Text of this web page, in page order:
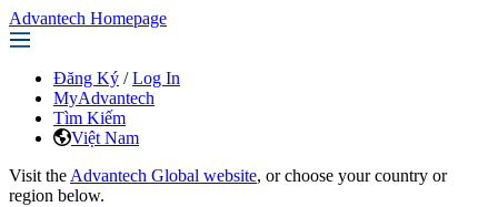
Advantech Homepage
Đăng Ký / Log In
MyAdvantech
Tìm Kiếm
Việt Nam
Visit the Advantech Global website, or choose your country or
region below.